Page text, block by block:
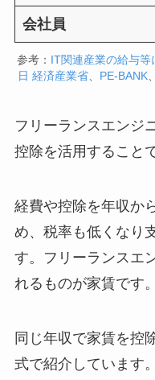
会社員
参考： IT関連産業の給与
日 経済産業省、 PE-BANK、
フリーランスエンジ
控除を活用すること
経費や控除を年収か
め、税率も低くなり
す。フリーランスエ
れるものが家賃です。
同じ年収で家賃を控
式で紹介しています。